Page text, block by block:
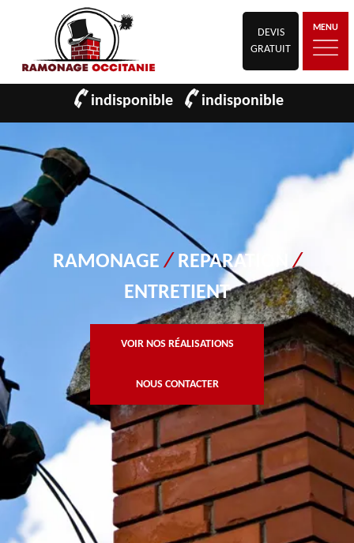
DEVIS
GRATUIT
MENU
indisponible indisponible
RAMONAGE/ REPARATION/
ENTRETIENT
VOIR NOS RÉALISATIONS
NOUS CONTACTER